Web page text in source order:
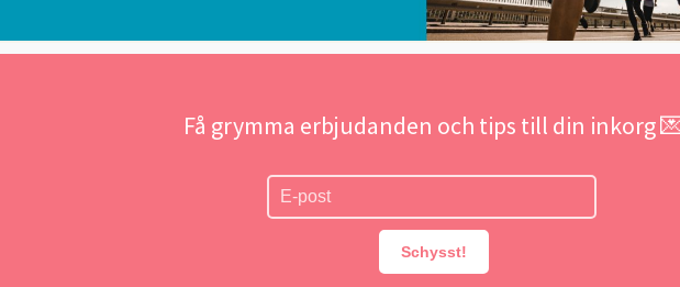
Få grymma erbjudanden och tips till din inkorg
Schysst!